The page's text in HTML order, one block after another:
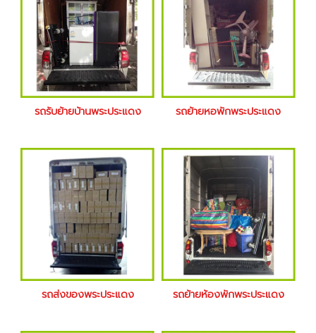
รถรับย้ายบ้านพระประแดง รถย้ายหอพักพระประแดง
รถส่งของพระประแดง รถย้ายห้องพักพระประแดง